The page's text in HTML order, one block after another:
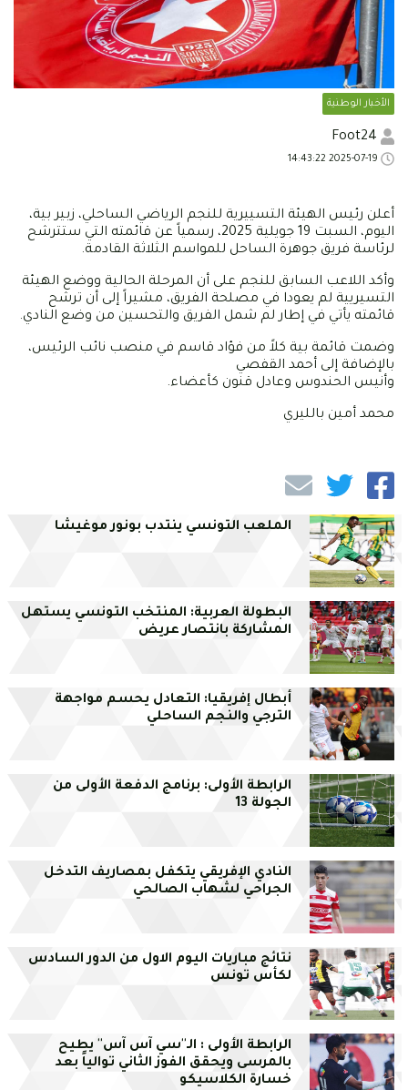
الأخبار الوطنية
أعلن رئيس الهيئة التسييرية للنجم الرياضي الساحلي، زبير بية،
اليوم، السبت 19 جويلية 2025، رسمياً عن قائمته التي ستترشح
لرئاسة فريق جوهرة الساحل للمواسم الثلاثة القادمة.
وأكد اللاعب السابق للنجم على أن المرحلة الحالية ووضع الهيئة
التسيريية لم يعودا في مصلحة الفريق، مشيراً إلى أن ترشح
قائمته يأتي في إطار لم شمل الفريق والتحسين من وضع النادي.
وضمت قائمة بية كلاً من فؤاد قاسم في منصب نائب الرئيس،
بالإضافة إلى أحمد القفصي
وأنيس الحندوس وعادل قنون كأعضاء.
محمد أمين بالليري
الملعب التونسي ينتدب بونور موغيشا
البطولة العربية: المنتخب التونسي يستهل
المشاركة بانتصار عريض
أبطال إفريقيا: التعادل يحسم مواجهة
الترجي والنجم الساحلي
الرابطة الأولى: برنامج الدفعة الأولى من
الجولة 13
النادي الإفريقي يتكفل بمصاريف التدخل
الجراحي لشهاب الصالحي
نتائج مباريات اليوم الاول من الدور السادس
لكأس تونس
الرابطة الأولى : الـ''سي آس آس'' يطيح
بالمرسى ويحقق الفوز الثاني توالياً بعد
خسارة الكلاسيكو